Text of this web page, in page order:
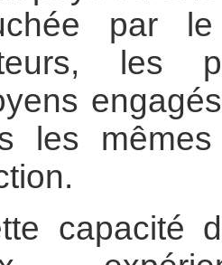
par
les
les
capacité